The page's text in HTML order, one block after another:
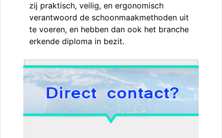
zij praktisch, veilig, en ergonomisch
verantwoord de schoonmaakmethoden uit
te voeren, en hebben dan ook het branche
erkende diploma in bezit.